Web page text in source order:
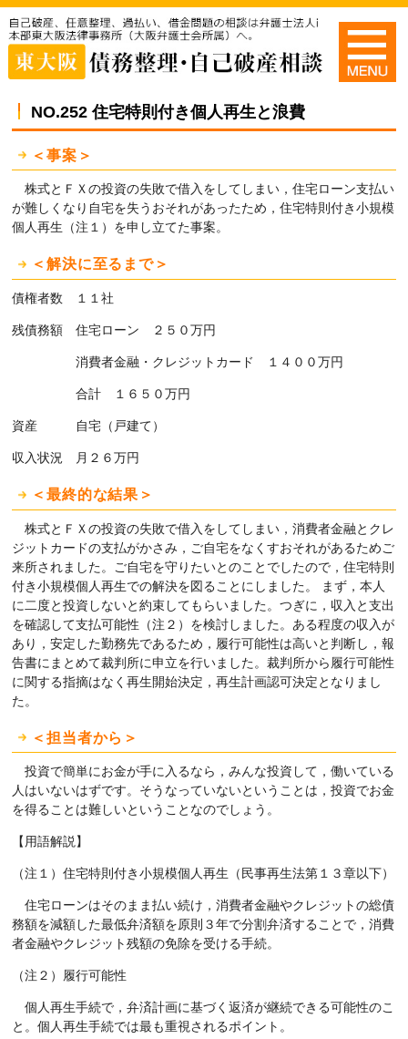
NO.252 住宅特則付き個人再生と浪費
＜事案＞
株式とＦＸの投資の失敗で借入をしてしまい，住宅ローン支払い
が難しくなり自宅を失うおそれがあったため，住宅特則付き小規模
個人再生（注１）を申し立てた事案。
＜解決に至るまで＞
債権者数 １１社
残債務額 住宅ローン ２５０万円
消費者金融・クレジットカード １４００万円
合計 １６５０万円
資産 自宅（戸建て）
収入状況 月２６万円
＜最終的な結果＞
株式とＦＸの投資の失敗で借入をしてしまい，消費者金融とクレ
ジットカードの支払がかさみ，ご自宅をなくすおそれがあるためご
来所されました。ご自宅を守りたいとのことでしたので，住宅特則
付き小規模個人再生での解決を図ることにしました。 まず，本人
に二度と投資しないと約束してもらいました。つぎに，収入と支出
を確認して支払可能性（注２）を検討しました。ある程度の収入が
あり，安定した勤務先であるため，履行可能性は高いと判断し，報
告書にまとめて裁判所に申立を行いました。裁判所から履行可能性
に関する指摘はなく再生開始決定，再生計画認可決定となりまし
た。
＜担当者から＞
投資で簡単にお金が手に入るなら，みんな投資して，働いている
人はいないはずです。そうなっていないということは，投資でお金
を得ることは難しいということなのでしょう。
【用語解説】
（注１）住宅特則付き小規模個人再生（民事再生法第１３章以下）
住宅ローンはそのまま払い続け，消費者金融やクレジットの総債
務額を減額した最低弁済額を原則３年で分割弁済することで，消費
者金融やクレジット残額の免除を受ける手続。
（注２）履行可能性
個人再生手続で，弁済計画に基づく返済が継続できる可能性のこ
と。個人再生手続では最も重視されるポイント。